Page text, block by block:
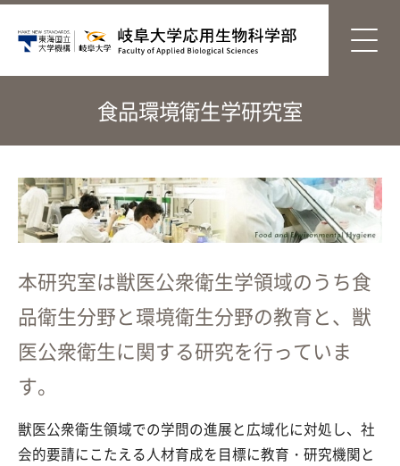
食品環境衛生学研究室
本研究室は獣医公衆衛生学領域のうち食
品衛生分野と環境衛生分野の教育と、獣
医公衆衛生に関する研究を行っていま
す。
獣医公衆衛生領域での学問の進展と広域化に対処し、社
会的要請にこたえる人材育成を目標に教育・研究機関と